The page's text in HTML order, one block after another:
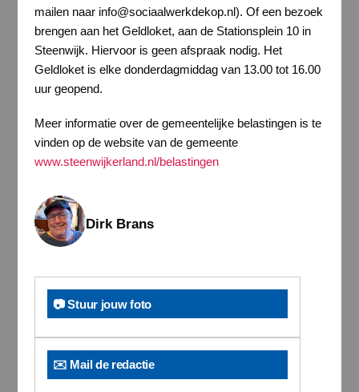
mailen naar info@sociaalwerkdekop.nl). Of een bezoek
brengen aan het Geldloket, aan de Stationsplein 10 in
Steenwijk. Hiervoor is geen afspraak nodig. Het
Geldloket is elke donderdagmiddag van 13.00 tot 16.00
uur geopend.
Meer informatie over de gemeentelijke belastingen is te
vinden op de website van de gemeente
www.steenwijkerland.nl/belastingen
Dirk Brans
📷 Stuur jouw foto
✉️ Mail de redactie